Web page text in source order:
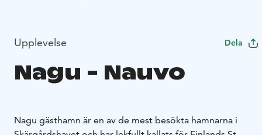
Upplevelse Dela
Nagu - Nauvo
Nagu gästhamn är en av de mest besökta hamnarna i